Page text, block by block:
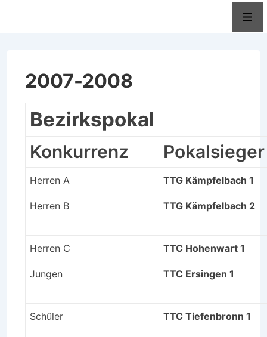
2007-2008
Bezirkspokal
Konkurrenz Pokalsieger
Herren A TTG Kämpfelbach 1
Herren B TTG Kämpfelbach 2
Herren C TTC Hohenwart 1
Jungen TTC Ersingen 1
Schüler TTC Tiefenbronn 1